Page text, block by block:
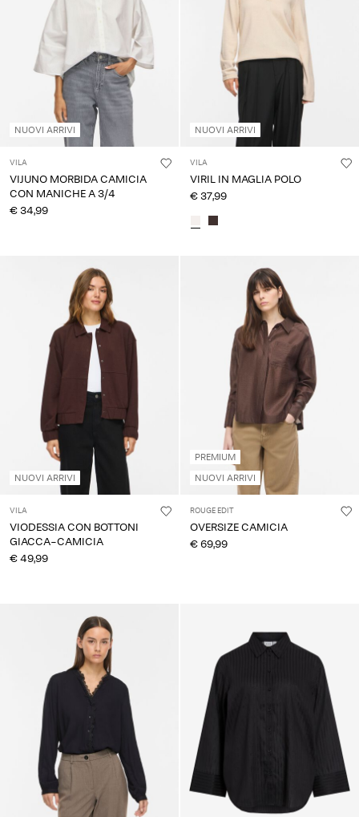
siamo
italiano
NUOVI ARRIVI
VILA
VIJUNO MORBIDA CAMICIA
CON MANICHE A 3/4
€ 34,99
NUOVI ARRIVI
VILA
VIRIL IN MAGLIA POLO
€ 37,99
NUOVI ARRIVI
VILA
VIODESSIA CON BOTTONI
GIACCA-CAMICIA
€ 49,99
PREMIUM
NUOVI ARRIVI
ROUGE EDIT
OVERSIZE CAMICIA
€ 69,99